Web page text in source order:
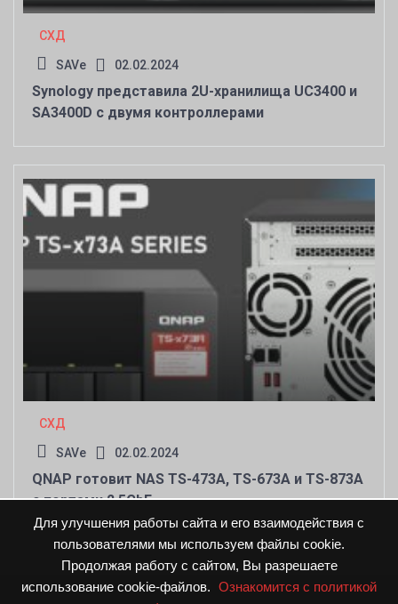
Для улучшения работы сайта и его взаимодействия с
пользователями мы используем файлы cookie.
Продолжая работу с сайтом, Вы разрешаете
использование cookie-файлов.
Ознакомится с политикой
СХД
SAVe 02.02.2024
Synology представила 2U-хранилища UC3400 и
SA3400D с двумя контроллерами
СХД
SAVe 02.02.2024
QNAP готовит NAS TS-473A, TS-673A и TS-873A
с портами 2.5GbE